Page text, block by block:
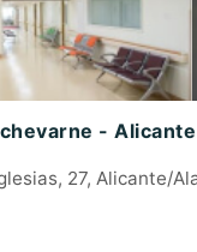
- Alicante
27, Alicante/